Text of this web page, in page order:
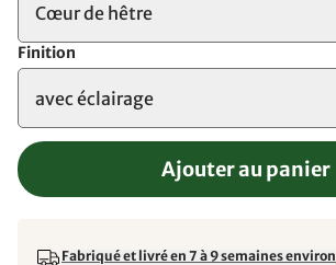
Cœur de hêtre
Finition
avec éclairage
Ajouter au panier
Fabriqué et livré en 7 à 9 semaines environ